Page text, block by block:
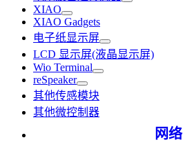
XIAO
XIAO Gadgets
电子纸显示屏
LCD 显示屏(液晶显示屏)
Wio Terminal
reSpeaker
其他传感模块
其他微控制器
网络